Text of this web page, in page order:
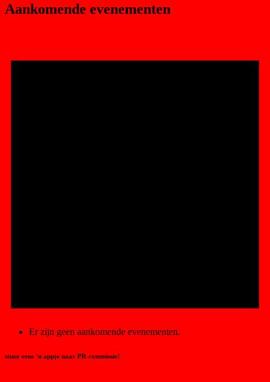
Aankomende evenementen
Er zijn geen aankomende evenementen.
stuur eens ’n appje naar PR-commissie!